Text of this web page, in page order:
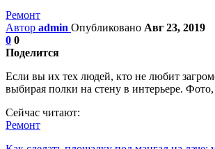
Ремонт
Автор admin Опубликовано Авг 23, 2019
0 0
Поделится
Если вы их тех людей, кто не любит
выбирая полки на стену в интерьере.
Сейчас читают:
Ремонт